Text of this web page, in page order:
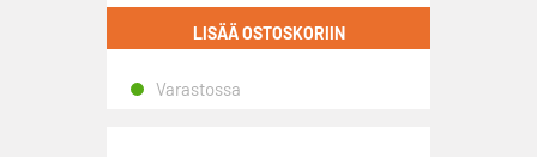
LISÄÄ OSTOSKORIIN
Varastossa